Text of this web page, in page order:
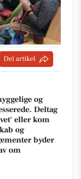
Del artikel
og
Deltag
eller kom
og
byder
om